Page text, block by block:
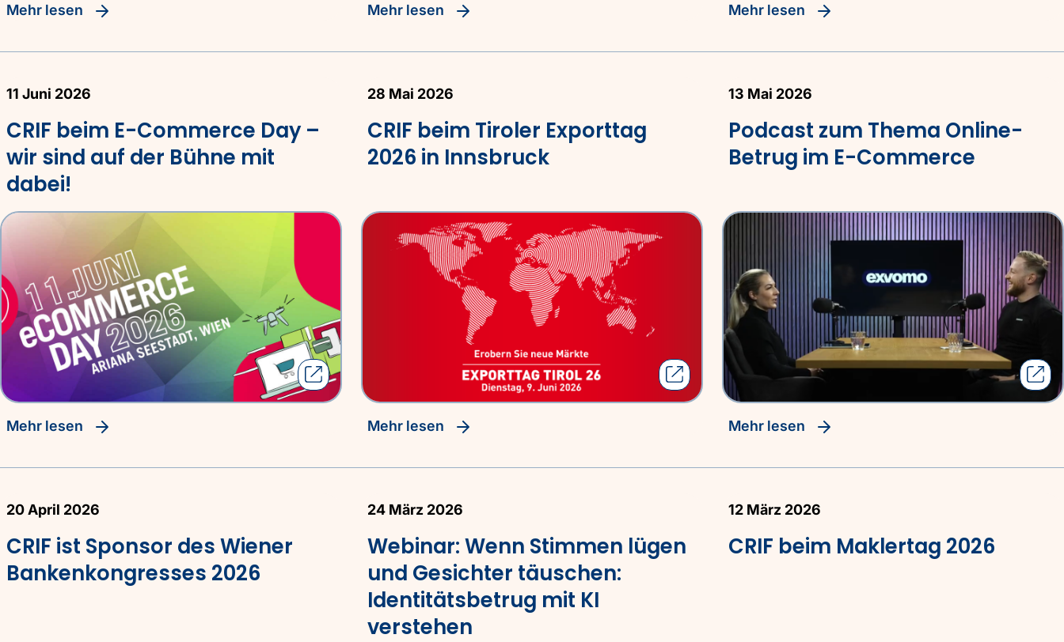
Mehr lesen Mehr lesen Mehr lesen
11 Juni 2026
CRIF beim E-Commerce Day –
wir sind auf der Bühne mit
dabei!
Mehr lesen
28 Mai 2026
CRIF beim Tiroler Exporttag
2026 in Innsbruck
Mehr lesen
13 Mai 2026
Podcast zum Thema Online-
Betrug im E-Commerce
Mehr lesen
20 April 2026
CRIF ist Sponsor des Wiener
Bankenkongresses 2026
24 März 2026
Webinar: Wenn Stimmen lügen
und Gesichter täuschen:
Identitätsbetrug mit KI
verstehen
12 März 2026
CRIF beim Maklertag 2026